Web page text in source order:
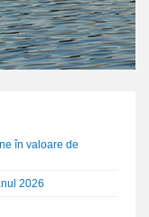
în valoare de
2026